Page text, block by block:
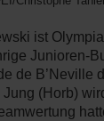
ist
Junioren-
de B’Neville
(Horb)